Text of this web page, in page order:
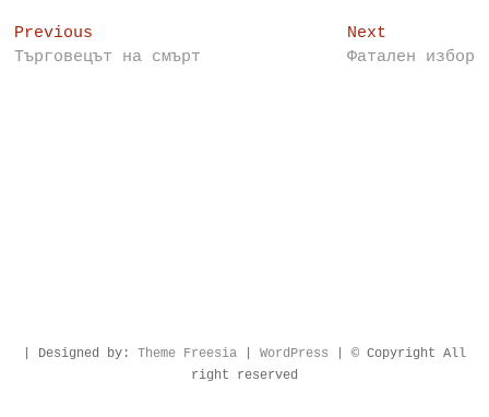
Post
navigation
Previous
post:
Търговецът на смърт
NextNext
post:
Фатален избор
| Designed by: Theme Freesia| WordPress | © Copyright All
right reserved